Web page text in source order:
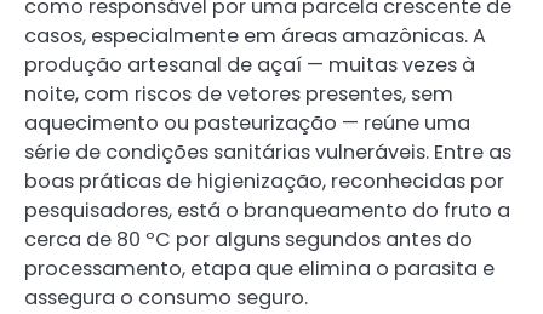
como responsável por uma parcela crescente de
casos, especialmente em áreas amazônicas. A
produção artesanal de açaí — muitas vezes à
noite, com riscos de vetores presentes, sem
aquecimento ou pasteurização — reúne uma
série de condições sanitárias vulneráveis. Entre as
boas práticas de higienização, reconhecidas por
pesquisadores, está o branqueamento do fruto a
cerca de 80 ºC por alguns segundos antes do
processamento, etapa que elimina o parasita e
assegura o consumo seguro.